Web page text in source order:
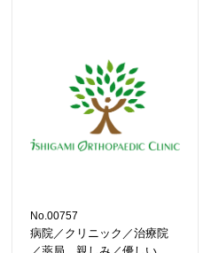
No.00757
病院／クリニック／治療院